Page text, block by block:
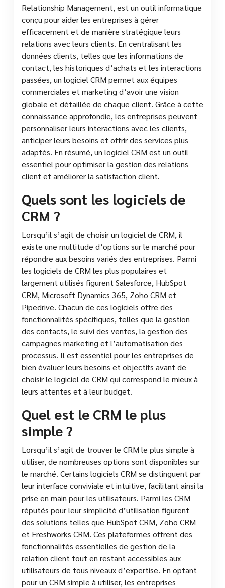
Relationship Management, est un outil informatique
conçu pour aider les entreprises à gérer
efficacement et de manière stratégique leurs
relations avec leurs clients. En centralisant les
données clients, telles que les informations de
contact, les historiques d’achats et les interactions
passées, un logiciel CRM permet aux équipes
commerciales et marketing d’avoir une vision
globale et détaillée de chaque client. Grâce à cette
connaissance approfondie, les entreprises peuvent
personnaliser leurs interactions avec les clients,
anticiper leurs besoins et offrir des services plus
adaptés. En résumé, un logiciel CRM est un outil
essentiel pour optimiser la gestion des relations
client et améliorer la satisfaction client.
Quels sont les logiciels de
CRM ?
Lorsqu’il s’agit de choisir un logiciel de CRM, il
existe une multitude d’options sur le marché pour
répondre aux besoins variés des entreprises. Parmi
les logiciels de CRM les plus populaires et
largement utilisés figurent Salesforce, HubSpot
CRM, Microsoft Dynamics 365, Zoho CRM et
Pipedrive. Chacun de ces logiciels offre des
fonctionnalités spécifiques, telles que la gestion
des contacts, le suivi des ventes, la gestion des
campagnes marketing et l’automatisation des
processus. Il est essentiel pour les entreprises de
bien évaluer leurs besoins et objectifs avant de
choisir le logiciel de CRM qui correspond le mieux à
leurs attentes et à leur budget.
Quel est le CRM le plus
simple ?
Lorsqu’il s’agit de trouver le CRM le plus simple à
utiliser, de nombreuses options sont disponibles sur
le marché. Certains logiciels CRM se distinguent par
leur interface conviviale et intuitive, facilitant ainsi la
prise en main pour les utilisateurs. Parmi les CRM
réputés pour leur simplicité d’utilisation figurent
des solutions telles que HubSpot CRM, Zoho CRM
et Freshworks CRM. Ces plateformes offrent des
fonctionnalités essentielles de gestion de la
relation client tout en restant accessibles aux
utilisateurs de tous niveaux d’expertise. En optant
pour un CRM simple à utiliser, les entreprises